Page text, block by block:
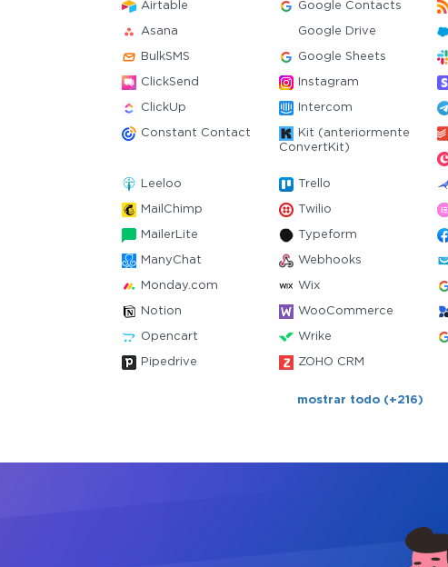
Airtable Google Contacts
Asana Google Drive
BulkSMS Google Sheets
ClickSend Instagram
ClickUp Intercom
Constant Contact
Kit (anteriormente
ConvertKit)
Leeloo Trello
MailChimp Twilio
MailerLite Typeform
ManyChat Webhooks
Monday.com Wix
Notion WooCommerce
Opencart Wrike
Pipedrive ZOHO CRM
mostrar todo (+216)